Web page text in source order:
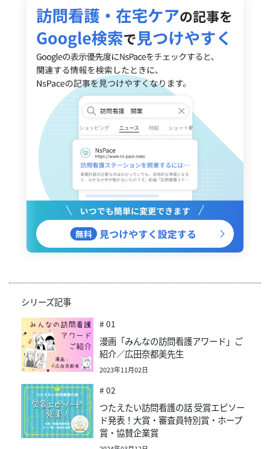
シリーズ記事
# 01
漫画「みんなの訪問看護アワード」ご
紹介／広田奈都美先生
2023年11月02日
# 02
つたえたい訪問看護の話 受賞エピソー
ド発表！大賞・審査員特別賞・ホープ
賞・協賛企業賞